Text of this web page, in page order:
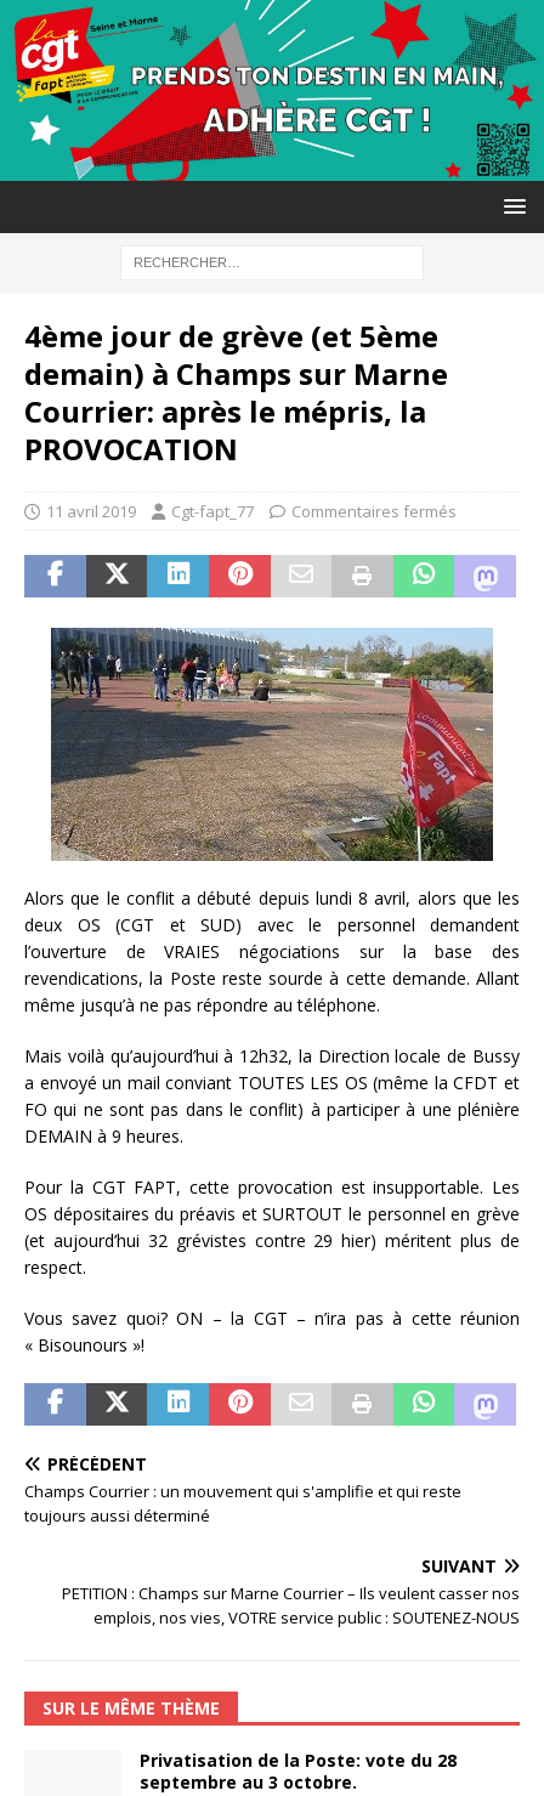
4ème jour de grève (et 5ème
demain) à Champs sur Marne
Courrier: après le mépris, la
PROVOCATION
11 avril 2019 Cgt-fapt_77 Commentaires fermés
Alors que le conflit a débuté depuis lundi 8 avril, alors que les
deux OS (CGT et SUD) avec le personnel demandent
l’ouverture de VRAIES négociations sur la base des
revendications, la Poste reste sourde à cette demande. Allant
même jusqu’à ne pas répondre au téléphone.
Mais voilà qu’aujourd’hui à 12h32, la Direction locale de Bussy
a envoyé un mail conviant TOUTES LES OS (même la CFDT et
FO qui ne sont pas dans le conflit) à participer à une plénière
DEMAIN à 9 heures.
Pour la CGT FAPT, cette provocation est insupportable. Les
OS dépositaires du préavis et SURTOUT le personnel en grève
(et aujourd’hui 32 grévistes contre 29 hier) méritent plus de
respect.
Vous savez quoi? ON – la CGT – n’ira pas à cette réunion
« Bisounours »!
PRÉCÉDENT
Champs Courrier : un mouvement qui s'amplifie et qui reste
toujours aussi déterminé
SUIVANT
PETITION : Champs sur Marne Courrier – Ils veulent casser nos
emplois, nos vies, VOTRE service public : SOUTENEZ-NOUS
SUR LE MÊME THÈME
Privatisation de la Poste: vote du 28
septembre au 3 octobre.